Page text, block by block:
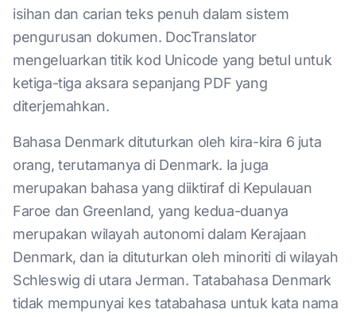
isihan dan carian teks penuh dalam sistem
pengurusan dokumen. DocTranslator
mengeluarkan titik kod Unicode yang betul untuk
ketiga-tiga aksara sepanjang PDF yang
diterjemahkan.
Bahasa Denmark dituturkan oleh kira-kira 6 juta
orang, terutamanya di Denmark. Ia juga
merupakan bahasa yang diiktiraf di Kepulauan
Faroe dan Greenland, yang kedua-duanya
merupakan wilayah autonomi dalam Kerajaan
Denmark, dan ia dituturkan oleh minoriti di wilayah
Schleswig di utara Jerman. Tatabahasa Denmark
tidak mempunyai kes tatabahasa untuk kata nama